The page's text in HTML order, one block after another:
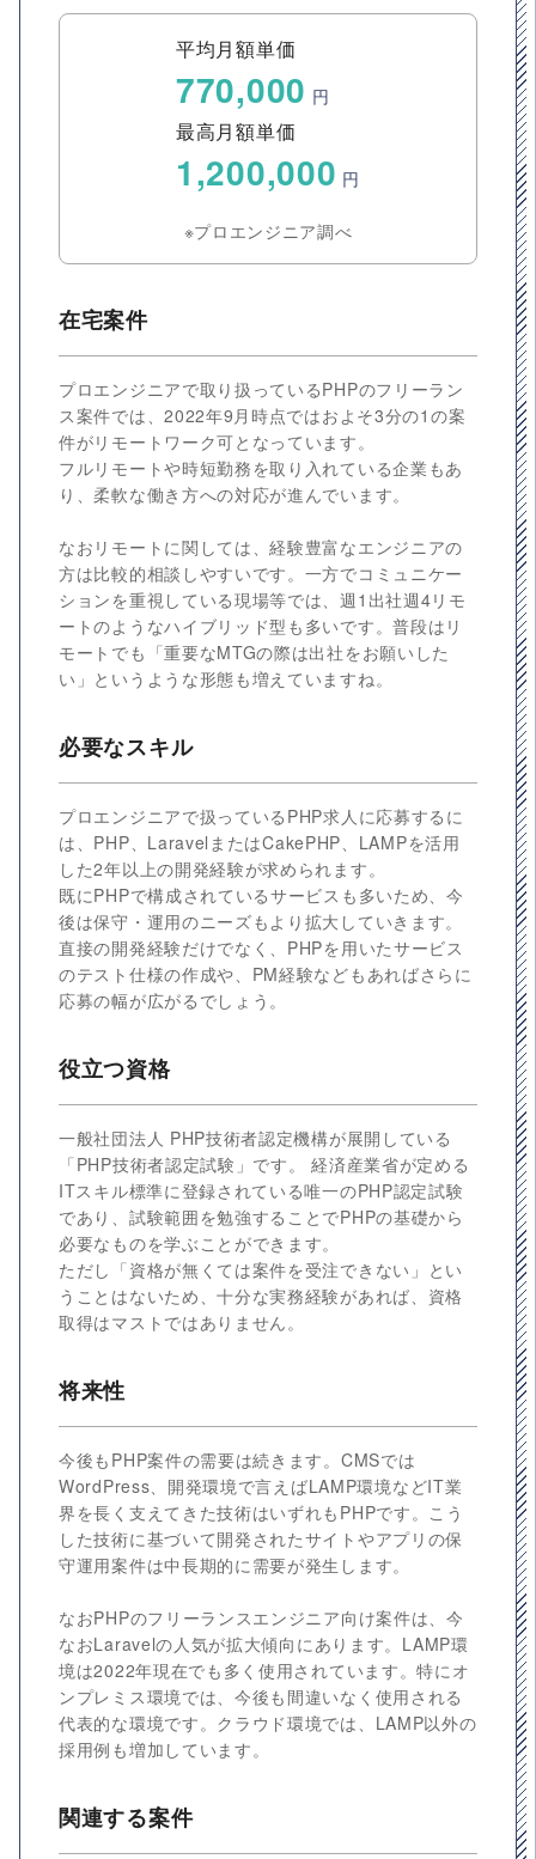
平均月額単価
770,000 円
最高月額単価
1,200,000 円
※プロエンジニア調べ
在宅案件
プロエンジニアで取り扱っているPHPのフリーラン
ス案件では、2022年9月時点ではおよそ3分の1の案
件がリモートワーク可となっています。
フルリモートや時短勤務を取り入れている企業もあ
り、柔軟な働き方への対応が進んでいます。
なおリモートに関しては、経験豊富なエンジニアの
方は比較的相談しやすいです。一方でコミュニケー
ションを重視している現場等では、週1出社週4リモ
ートのようなハイブリッド型も多いです。普段はリ
モートでも「重要なMTGの際は出社をお願いした
い」というような形態も増えていますね。
必要なスキル
プロエンジニアで扱っているPHP求人に応募するに
は、PHP、LaravelまたはCakePHP、LAMPを活用
した2年以上の開発経験が求められます。
既にPHPで構成されているサービスも多いため、今
後は保守・運用のニーズもより拡大していきます。
直接の開発経験だけでなく、PHPを用いたサービス
のテスト仕様の作成や、PM経験などもあればさらに
応募の幅が広がるでしょう。
役立つ資格
一般社団法人 PHP技術者認定機構が展開している
「PHP技術者認定試験」です。 経済産業省が定める
ITスキル標準に登録されている唯一のPHP認定試験
であり、試験範囲を勉強することでPHPの基礎から
必要なものを学ぶことができます。
ただし「資格が無くては案件を受注できない」とい
うことはないため、十分な実務経験があれば、資格
取得はマストではありません。
将来性
今後もPHP案件の需要は続きます。CMSでは
WordPress、開発環境で言えばLAMP環境などIT業
界を長く支えてきた技術はいずれもPHPです。こう
した技術に基づいて開発されたサイトやアプリの保
守運用案件は中長期的に需要が発生します。
なおPHPのフリーランスエンジニア向け案件は、今
なおLaravelの人気が拡大傾向にあります。LAMP環
境は2022年現在でも多く使用されています。特にオ
ンプレミス環境では、今後も間違いなく使用される
代表的な環境です。クラウド環境では、LAMP以外の
採用例も増加しています。
関連する案件